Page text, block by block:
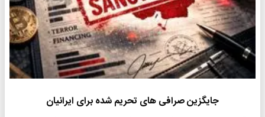
جایگزین صرافی های تحریم شده برای ایرانیان